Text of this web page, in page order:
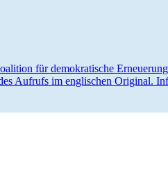
für demokra­tische
Aufrufs im engli­schen Original.